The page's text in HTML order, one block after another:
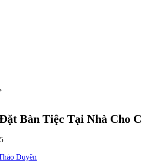
Bàn Tiệc Tại Nhà Cho
Duyên